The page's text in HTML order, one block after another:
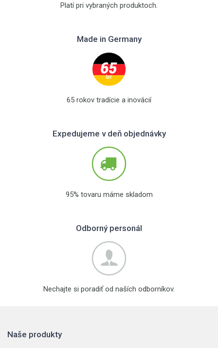
Platí pri vybraných produktoch.
Made in Germany
65 rokov tradície a inovácií
Expedujeme v deň objednávky
95% tovaru máme skladom
Odborný personál
Nechajte si poradiť od naších odborníkov.
Naše produkty